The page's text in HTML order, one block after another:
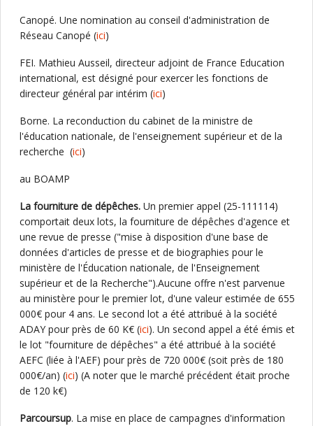
Canopé. Une nomination au conseil d'administration de
Réseau Canopé (ici)
FEI. Mathieu Ausseil, directeur adjoint de France Education
international, est désigné pour exercer les fonctions de
directeur général par intérim (ici)
Borne. La reconduction du cabinet de la ministre de
l'éducation nationale, de l'enseignement supérieur et de la
recherche (ici)
au BOAMP
La fourniture de dépêches. Un premier appel (25-111114)
comportait deux lots, la fourniture de dépêches d'agence et
une revue de presse ("mise à disposition d'une base de
données d'articles de presse et de biographies pour le
ministère de l'Éducation nationale, de l'Enseignement
supérieur et de la Recherche").Aucune offre n'est parvenue
au ministère pour le premier lot, d'une valeur estimée de 655
000€ pour 4 ans. Le second lot a été attribué à la société
ADAY pour près de 60 K€ (ici). Un second appel a été émis et
le lot "fourniture de dépêches" a été attribué à la société
AEFC (liée à l'AEF) pour près de 720 000€ (soit près de 180
000€/an) (ici) (A noter que le marché précédent était proche
de 120 k€)
Parcoursup. La mise en place de campagnes d'information